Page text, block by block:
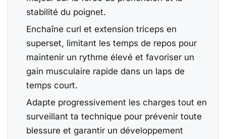
stabilité du poignet.
Enchaîne curl et extension triceps en
superset, limitant les temps de repos pour
maintenir un rythme élevé et favoriser un
gain musculaire rapide dans un laps de
temps court.
Adapte progressivement les charges tout en
surveillant ta technique pour prévenir toute
blessure et garantir un développement